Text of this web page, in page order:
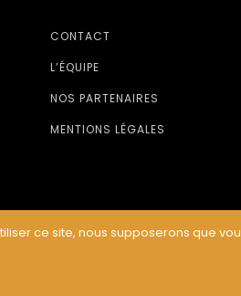
CONTACT
L’ÉQUIPE
NOS PARTENAIRES
MENTIONS LÉGALES
ce site, nous supposerons que